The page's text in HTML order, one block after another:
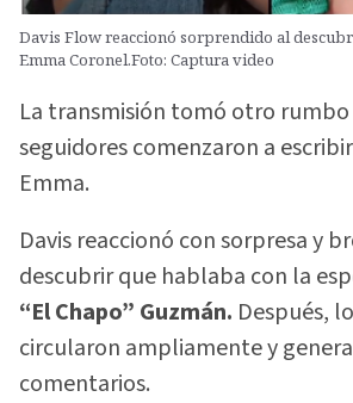
Davis Flow reaccionó sorprendido al
Emma Coronel.Foto: Captura video
La transmisión tomó otro
seguidores comenzaron a
Emma.
Davis reaccionó con sorpresa y
descubrir que hablaba con la
“El Chapo” Guzmán. Después,
circularon ampliamente y
comentarios.